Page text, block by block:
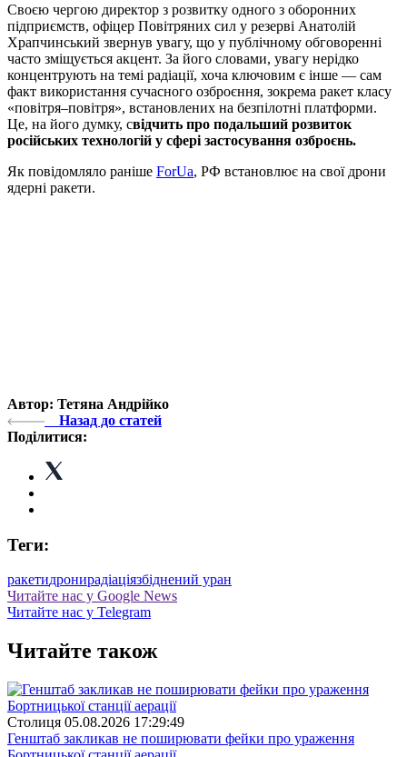
Своєю чергою директор з розвитку одного з оборонних
підприємств, офіцер Повітряних сил у резерві Анатолій
Храпчинський звернув увагу, що у публічному обговоренні
часто зміщується акцент. За його словами, увагу нерідко
концентрують на темі радіації, хоча ключовим є інше — сам
факт використання сучасного озброєння, зокрема ракет класу
«повітря–повітря», встановлених на безпілотні платформи.
Це, на його думку, свідчить про подальший розвиток
російських технологій у сфері застосування озброєнь.
Як повідомляло раніше ForUa, РФ встановлює на свої дрони
ядерні ракети.
Автор: Тетяна Андрійко
Назад до статей
Поділитися:
Теги:
ракетидронирадіаціязбіднений уран
Читайте нас у Google News
Читайте нас у Telegram
Читайте також
Столиця 05.08.2026 17:29:49
Генштаб закликав не поширювати фейки про ураження